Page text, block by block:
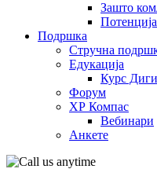
Зашто
Подршка
Стручна
Едукација
Курс
Форум
ХР Компас
Вебинари
Анкете